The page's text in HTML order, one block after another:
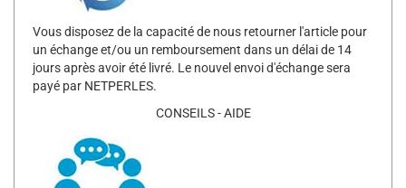
Vous disposez de la capacité de nous retourner l'article pour
un échange et/ou un remboursement dans un délai de 14
jours après avoir été livré. Le nouvel envoi d'échange sera
payé par NETPERLES.
CONSEILS - AIDE